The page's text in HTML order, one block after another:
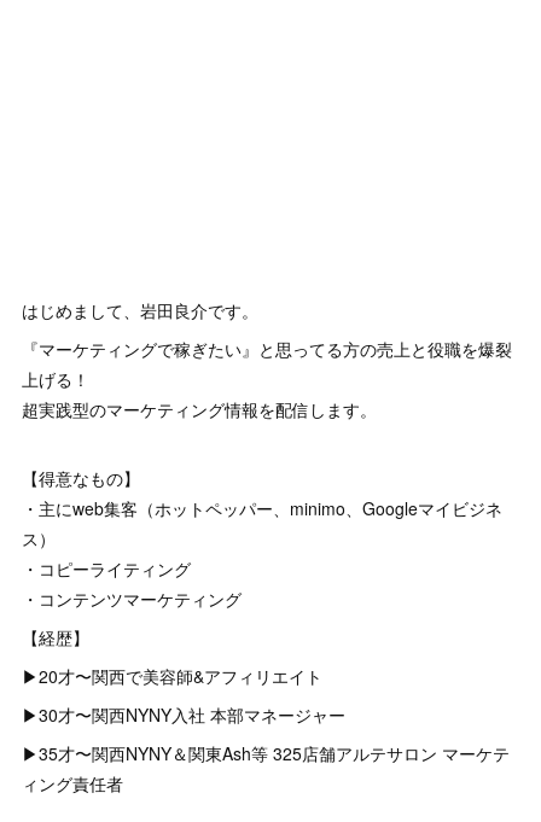
はじめまして、岩田良介です。
『マーケティングで稼ぎたい』と思ってる方の売上と役職を爆裂
上げる！
超実践型のマーケティング情報を配信します。
【得意なもの】
・主にweb集客（ホットペッパー、minimo、Googleマイビジネ
ス）
・コピーライティング
・コンテンツマーケティング
【経歴】
▶︎20才〜関西で美容師&アフィリエイト
▶︎30才〜関西NYNY入社 本部マネージャー
▶︎35才〜関西NYNY＆関東Ash等 325店舗アルテサロン マーケテ
ィング責任者